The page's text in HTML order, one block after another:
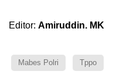
Editor: Amiruddin. MK
Mabes Polri Tppo